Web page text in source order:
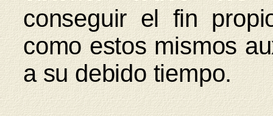
conseguir el fin
como estos mismos
a su debido tiempo.